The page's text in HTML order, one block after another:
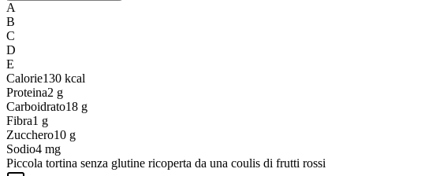
A
B
C
D
E
Calorie130 kcal
Proteina2 g
Carboidrato18 g
Fibra1 g
Zucchero10 g
Sodio4 mg
Piccola tortina senza glutine ricoperta da una coulis di frutti rossi